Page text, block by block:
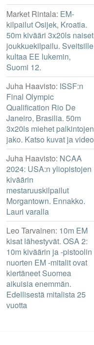
Market Rintala: EM-
kilpailut Osijek, Kroatia.
50m kivääri 3x20ls naiset
joukkuekilpailu. Sveitsille
kultaa EE lukemin,
Suomi 12.
Juha Haavisto: ISSF:n
Final Olympic
Qualification Rio De
Janeiro, Brasilia. 50m
3x20ls miehet palkintojen
jako. Katso kuvat ja video
Juha Haavisto: NCAA
2024: USA:n yliopistojen
kiväärin
mestaruuskilpailut
Morgantown. Ennakko.
Lauri varalla
Leo Tarvainen: 10m EM
kisat lähestyvät. OSA 2:
10m kiväärin ja -pistoolin
nuorten EM -mitalit ovat
kiertäneet Suomea
aikuisia enemmän.
Edellisestä mitalista 25
vuotta